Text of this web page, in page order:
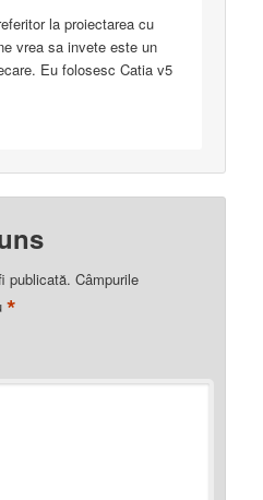
la proiectarea cu
vrea sa invete este un
Eu folosesc Catia v5
publicată. Câmpurile
*